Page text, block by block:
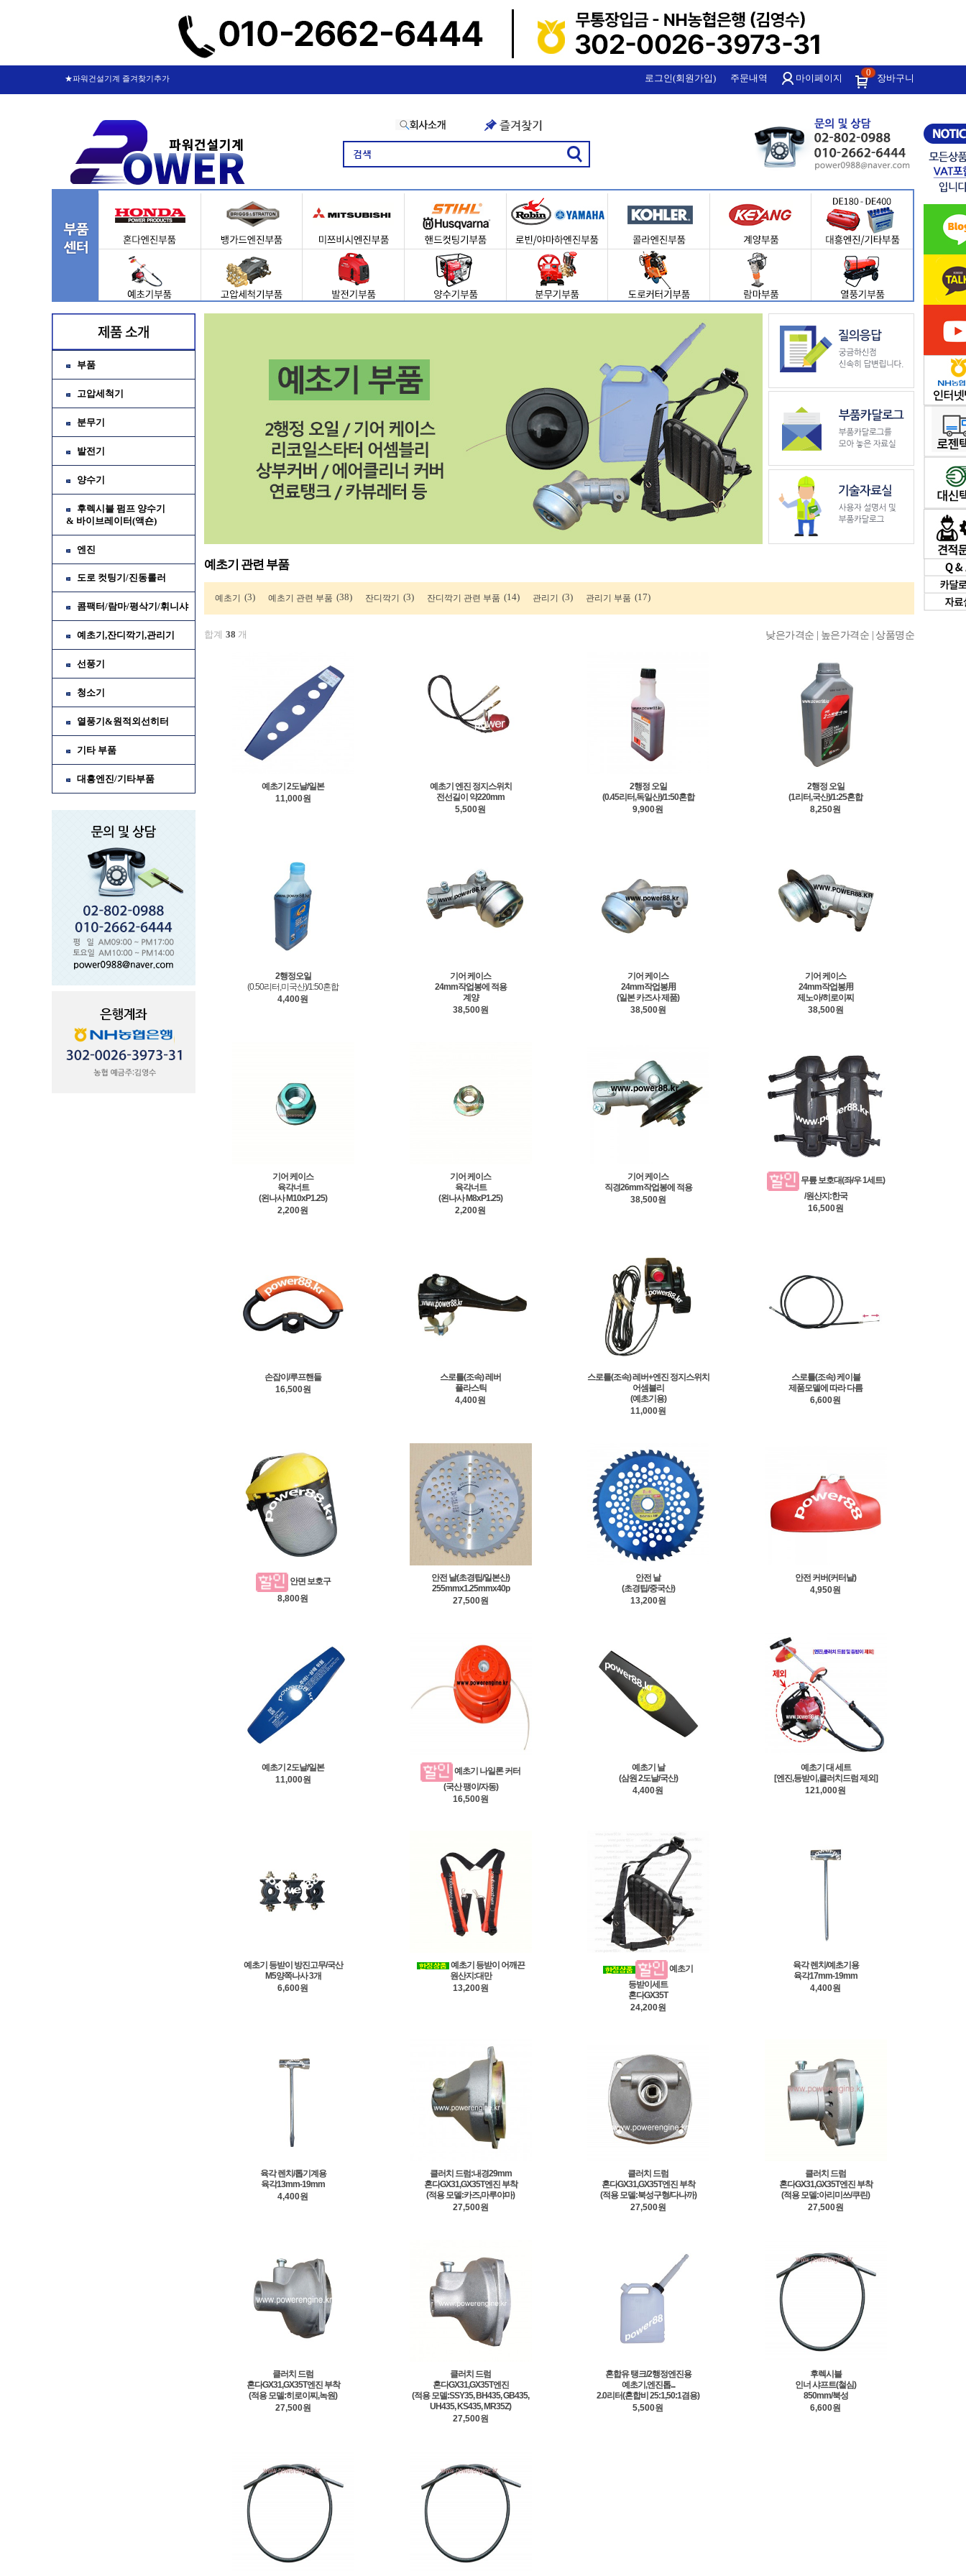
★파워건설기계 즐겨찾기추가 로그인(회원가입) 주문내역 마이페이지 장바구니
0
부품
고압세척기
분무기
발전기
양수기
후렉시블 펌프 양수기
& 바이브레이터(액숀)
엔진
도로 컷팅기/진동롤러
콤팩터/람마/평삭기/휘니샤
예초기,잔디깍기,관리기
선풍기
청소기
열풍기&원적외선히터
기타 부품
대흥엔진/기타부품
예초기 관련 부품
예초기 (3) 예초기 관련 부품 (38) 잔디깍기 (3) 잔디깍기 관련 부품 (14) 관리기 (3) 관리기 부품 (17)
합계 38 개 낮은가격순 | 높은가격순 | 상품명순
예초기 2도날/일본
11,000원
예초기 엔진 정지스위치
전선길이 약220mm
5,500원
2행정 오일
(0.45리터,독일산)/1:50혼합
9,900원
2행정 오일
(1리터,국산)/1:25혼합
8,250원
2행정오일
(0.50리터,미국산)/1:50혼합
4,400원
기어 케이스
24mm작업봉에 적용
계양
38,500원
기어 케이스
24mm작업봉用
(일본 카즈사 제품)
38,500원
기어 케이스
24mm작업봉用
제노아/히로이찌
38,500원
기어 케이스
육각너트
(왼나사 M10xP1.25)
2,200원
기어 케이스
육각너트
(왼나사 M8xP1.25)
2,200원
기어 케이스
직경26mm작업봉에 적용
38,500원
무릎 보호대(좌/우 1세트)
/원산지:한국
16,500원
손잡이/루프핸들
16,500원
스로틀(조속) 레버
플라스틱
4,400원
스로틀(조속) 레버+엔진 정지스위치
어셈블리
(예초기용)
11,000원
스로틀(조속) 케이블
제품모델에 따라 다름
6,600원
안면 보호구
8,800원
안전 날(초경팁/일본산)
255mmx1.25mmx40p
27,500원
안전 날
(초경팁/중국산)
13,200원
안전 커버(커터날)
4,950원
예초기 2도날/일본
11,000원
예초기 나일론 커터
(국산 팽이/자동)
16,500원
예초기 날
(삼원 2도날/국산)
4,400원
예초기 대 세트
[엔진,등받이,클러치드럼 제외]
121,000원
예초기 등받이 방진고무/국산
M5양쪽나사 3개
6,600원
예초기 등받이 어깨끈
원산지:대만
13,200원
예초기
등받이세트
혼다GX35T
24,200원
육각 렌치/예초기용
육각17mm-19mm
4,400원
육각 렌치/톱기계용
육각13mm-19mm
4,400원
클러치 드럼:내경29mm
혼다GX31,GX35T엔진 부착
(적용 모델:카즈,마루야마)
27,500원
클러치 드럼
혼다GX31,GX35T엔진 부착
(적용 모델:북성구형/다나까)
27,500원
클러치 드럼
혼다GX31,GX35T엔진 부착
(적용 모델:아리미쓰/쿠린)
27,500원
클러치 드럼
혼다GX31,GX35T엔진 부착
(적용 모델:히로이찌,녹원)
27,500원
클러치 드럼
혼다GX31,GX35T엔진
(적용 모델:SSY35, BH435, GB435,
UH435, KS435, MR35Z)
27,500원
혼합유 탱크/2행정엔진용
예초기,엔진톱...
2.0리터(혼합비 25:1,50:1겸용)
5,500원
후렉시블
인너 샤프트(철심)
850mm/북성
6,600원